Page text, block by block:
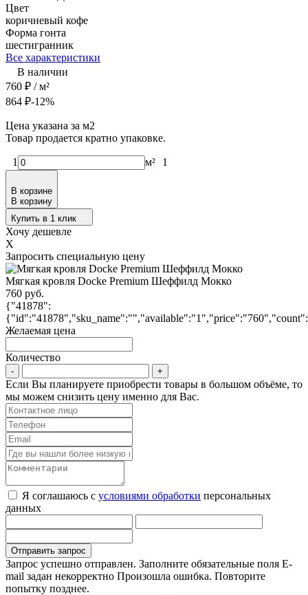
Цвет
коричневый кофе
Форма гонта
шестигранник
Все характеристики
В наличии
760 ₽ / м²
864 ₽-12%
Цена указана за м2
Товар продается кратно упаковке.
1 м² 1
В корзине
В корзину
Купить в 1 клик
Хочу дешевле
X
Запросить специальную цену
Мягкая кровля Docke Premium Шеффилд Мокко
760 руб.
{"41878":
Желаемая цена
Количество
Если Вы планируете приобрести товары в большом объёме, то
мы можем снизить цену именно для Вас.
Я соглашаюсь с условиями обработки персональных
данных
Запрос успешно отправлен. Заполните обязательные поля E-
mail задан некорректно Произошла ошибка. Повторите
попытку позднее.